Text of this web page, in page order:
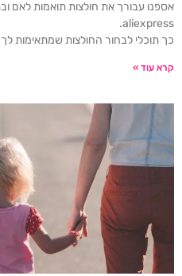
אספנו עבורך את חולצות תואמות לאם
aliexpress.
כך תוכלי לבחור החולצות שמתאימות לך
קרא עוד »